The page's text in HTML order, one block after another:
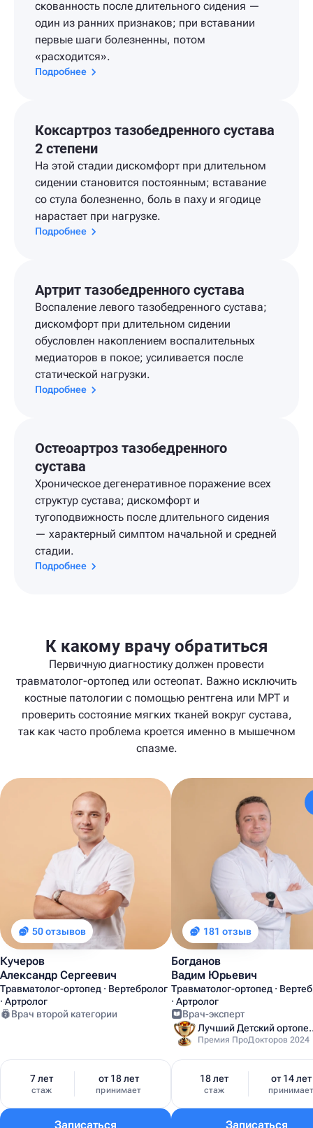
скованность после длительного сидения —
один из ранних признаков; при вставании
первые шаги болезненны, потом
«расходится».
Подробнее
Коксартроз тазобедренного сустава
2 степени
На этой стадии дискомфорт при длительном
сидении становится постоянным; вставание
со стула болезненно, боль в паху и ягодице
нарастает при нагрузке.
Подробнее
Артрит тазобедренного сустава
Воспаление левого тазобедренного сустава;
дискомфорт при длительном сидении
обусловлен накоплением воспалительных
медиаторов в покое; усиливается после
статической нагрузки.
Подробнее
Остеоартроз тазобедренного
сустава
Хроническое дегенеративное поражение всех
структур сустава; дискомфорт и
тугоподвижность после длительного сидения
— характерный симптом начальной и средней
стадии.
Подробнее
К какому врачу обратиться
Первичную диагностику должен провести
травматолог-ортопед или остеопат. Важно исключить
костные патологии с помощью рентгена или МРТ и
проверить состояние мягких тканей вокруг сустава,
так как часто проблема кроется именно в мышечном
спазме.
50 отзывов
Кучеров
Александр Сергеевич
Травматолог-ортопед · Вертебролог
· Артролог
Врач второй категории
7 лет
стаж
от 18 лет
принимает
Записаться
181 отзыв
Богданов
Вадим Юрьевич
Травматолог-ортопед ·
· Артролог
Врач-эксперт
Лучший
Премия ПроДокторов 2024
18 лет
стаж
от 14 лет
принимает
Записаться